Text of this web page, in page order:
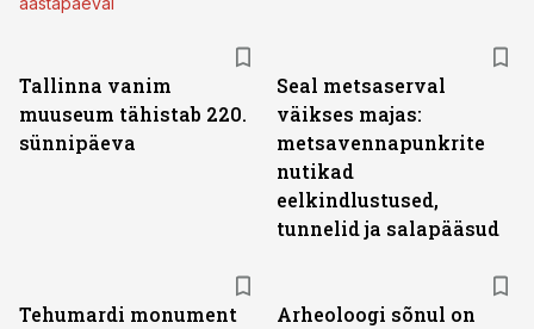
Tallinna vanim
muuseum tähistab 220.
sünnipäeva
Seal metsaserval
väikses majas:
metsavennapunkrite
nutikad
eelkindlustused,
tunnelid ja salapääsud
Tehumardi monument
Arheoloogi sõnul on